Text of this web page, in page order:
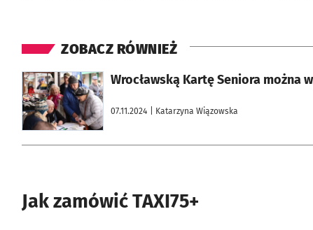
ZOBACZ RÓWNIEŻ
Wrocławską Kartę Seniora można
07.11.2024 | Katarzyna Wiązowska
otworzy się w nowej karcie
Jak zamówić TAXI75+